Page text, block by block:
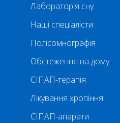
Лабораторія сну
Наші спеціалісти
Полісомнографія
Обстеження на дому
СІПАП-терапія
Лікування хропіння
СІПАП-апарати